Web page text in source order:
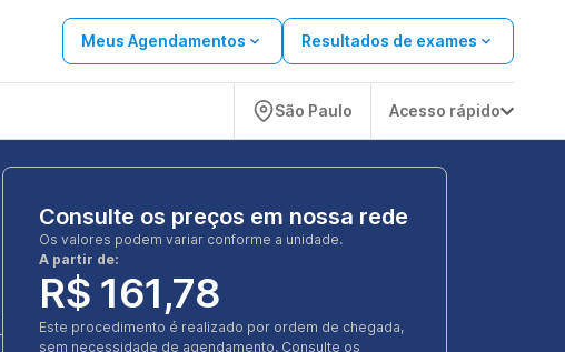
Meus Agendamentos Resultados de exames
São Paulo Acesso rápido
Consulte os preços em nossa rede
Os valores podem variar conforme a unidade.
A partir de:
R$ 161,78
Este procedimento é realizado por ordem de chegada,
sem necessidade de agendamento. Consulte os